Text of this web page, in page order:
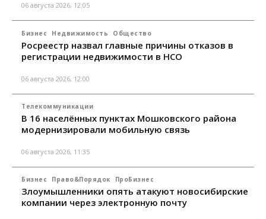
06 августа 2026, 12:05
Бизнес Недвижимость Общество
Росреестр назвал главные причины отказов в
регистрации недвижимости в НСО
06 августа 2026, 12:00
Телекоммуникации
В 16 населённых пунктах Мошковского района
модернизировали мобильную связь
06 августа 2026, 11:35
Бизнес Право&Порядок ПроБизнес
Злоумышленники опять атакуют новосибирские
компании через электронную почту